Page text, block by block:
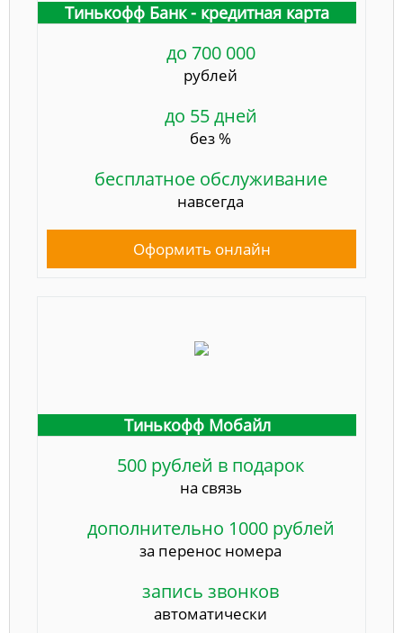
Тинькофф Банк - кредитная карта
до 700 000
рублей
до 55 дней
без %
бесплатное обслуживание
навсегда
Оформить онлайн
Тинькофф Мобайл
500 рублей в подарок
на связь
дополнительно 1000 рублей
за перенос номера
запись звонков
автоматически